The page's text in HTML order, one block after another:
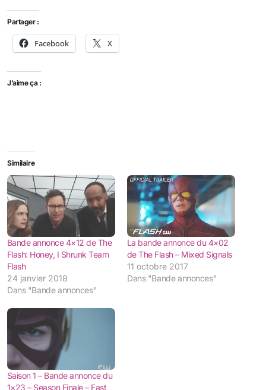
Partager :
Facebook X
J’aime ça :
Similaire
Bande annonce 4×12 de The
Flash: Honey, I Shrunk Team
Flash
24 janvier 2018
Dans "Bande annonces"
La bande annonce du 4×02
de The Flash – Mixed Signals
11 octobre 2017
Dans "Bande annonces"
Saison 1 – Bande annonce du
1×23 – Season Finale – Fast